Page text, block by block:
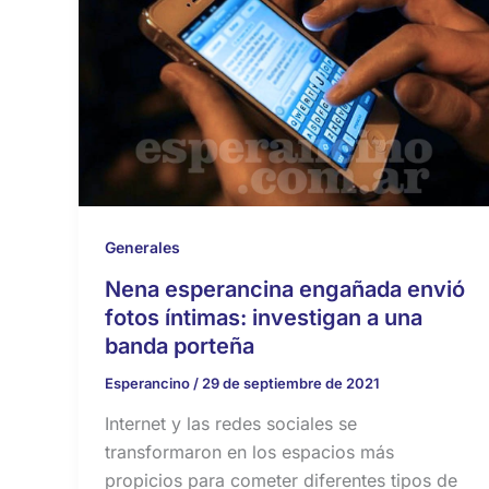
Generales
Nena esperancina engañada envió
fotos íntimas: investigan a una
banda porteña
Esperancino / 29 de septiembre de 2021
Internet y las redes sociales se
transformaron en los espacios más
propicios para cometer diferentes tipos de